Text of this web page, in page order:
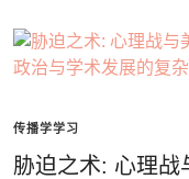
传播学学习
胁迫之术: 心理战